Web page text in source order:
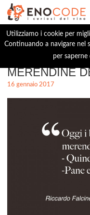
Utilizziamo i cookie per
Continuando a navigare nel
per saperne
PANE E VINO
MERENDINE
16 gennaio 2017